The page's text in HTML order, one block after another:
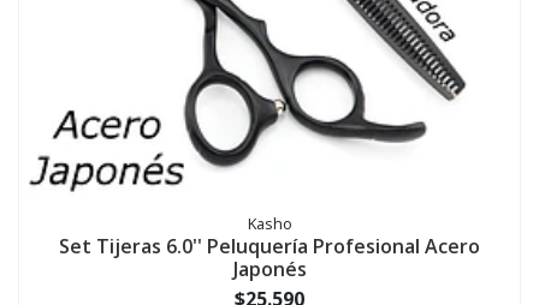
Kasho
Set Tijeras 6.0'' Peluquería Profesional Acero
Japonés
$25.590